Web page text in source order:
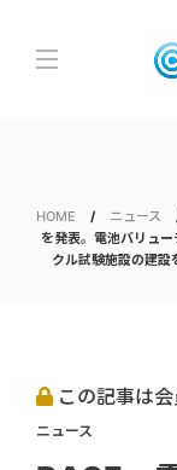
HOME ニュース
を発表。電池バリュ
クル試験施設の建設
この記事は
ニュース